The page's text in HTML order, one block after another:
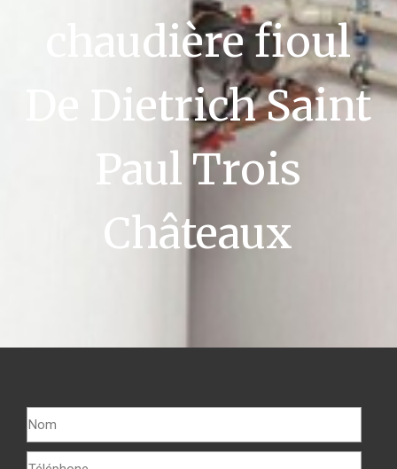
chaudière fioul
De Dietrich Saint
Paul Trois
Châteaux